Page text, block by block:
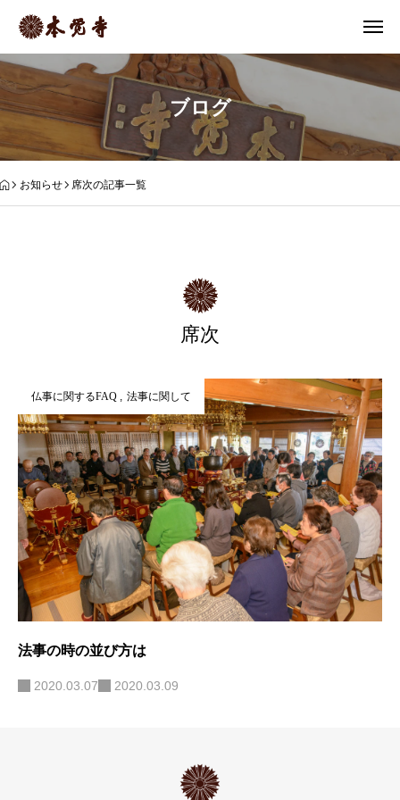
ブログ
お知らせ 席次の記事一覧
席次
仏事に関するFAQ 法事に関して
法事の時の並び方は
2020.03.07 2020.03.09